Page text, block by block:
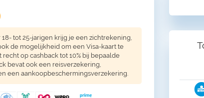
tot 25-jarigen krijg je een zichtrekening,
de mogelijkheid om een Visa-kaart te
op cashback tot 10% bij bepaalde
bevat ook een reisverzekering,
een aankoopbeschermingsverzekering.